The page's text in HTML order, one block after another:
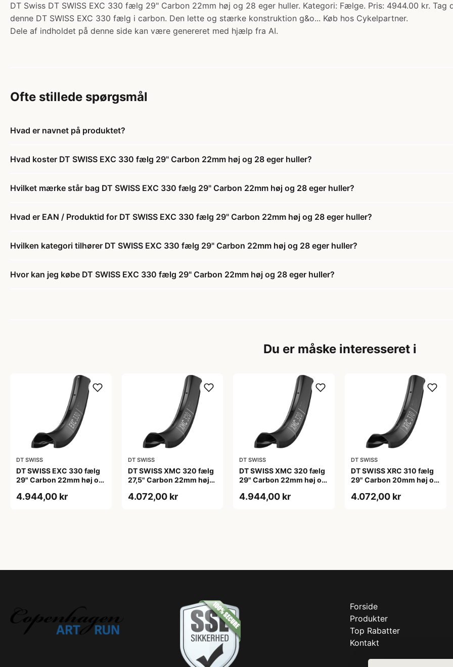
DT Swiss DT SWISS EXC 330 fælg 29" Carbon 22mm høj og 28 eger huller. Kategori: Fælge. Pris: 4944.00 kr.
denne DT SWISS EXC 330 fælg i carbon. Den lette og stærke konstruktion g&o... Køb hos Cykelpartner.
Dele af indholdet på denne side kan være genereret med hjælp fra AI.
Ofte stillede spørgsmål
Hvad er navnet på produktet?
Hvad koster DT SWISS EXC 330 fælg 29" Carbon 22mm høj og 28 eger huller?
Hvilket mærke står bag DT SWISS EXC 330 fælg 29" Carbon 22mm høj og 28 eger huller?
Hvad er EAN / Produktid for DT SWISS EXC 330 fælg 29" Carbon 22mm høj og 28 eger huller?
Hvilken kategori tilhører DT SWISS EXC 330 fælg 29" Carbon 22mm høj og 28 eger huller?
Hvor kan jeg købe DT SWISS EXC 330 fælg 29" Carbon 22mm høj og 28 eger huller?
Du er måske interesseret i
DT SWISS
DT SWISS EXC 330 fælg
29" Carbon 22mm høj og
4.944,00 kr
DT SWISS
DT SWISS XMC 320 fælg
27,5" Carbon 22mm høj
4.072,00 kr
DT SWISS
DT SWISS XMC 320 fælg
29" Carbon 22mm høj og
4.944,00 kr
DT SWISS
DT SWISS XRC 310 fælg
29" Carbon 20mm høj og
4.072,00 kr
Forside
Produkter
Top Rabatter
Kontakt